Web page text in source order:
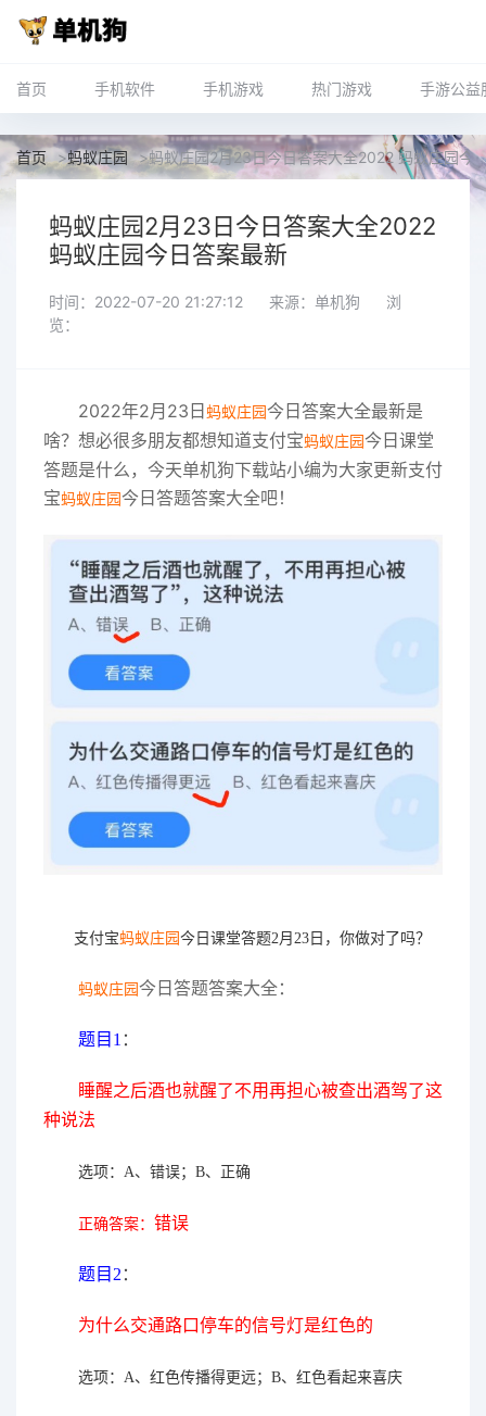
首页 手机软件 手机游戏 热门游戏 手游公益
首页 >蚂蚁庄园 >蚂蚁庄园2月23日今日答案大全2022 蚂蚁庄园今
蚂蚁庄园2月23日今日答案大全2022
蚂蚁庄园今日答案最新
时间：2022-07-20 21:27:12 来源：单机狗
浏
览：
2022年2月23日 蚂蚁庄园今日答案大全最新是
啥？想必很多朋友都想知道支付宝蚂蚁庄园今日课堂
答题是什么，今天单机狗下载站小编为大家更新支付
宝蚂蚁庄园今日答题答案大全吧！
支付宝蚂蚁庄园今日课堂答题2 月23日 ，你做对了吗？
蚂蚁庄园今日答题答案大全：
题目1 ：
睡醒之后酒也就醒了不用再担心被查出酒驾了这
种说法
选项：A、错误；B、正确
正确答案： 错误
题目2 ：
为什么交通路口停车的信号灯是红色的
选项：A、红色传播得更远；B、红色看起来喜庆